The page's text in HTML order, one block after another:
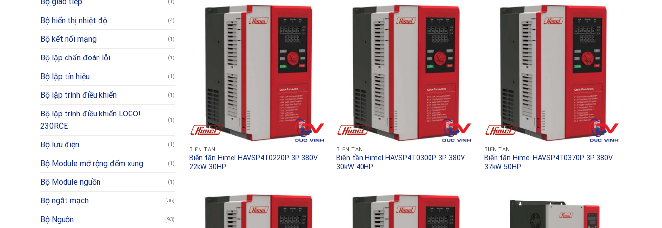
Bộ giao tiếp (1)
Bộ hiển thị nhiệt độ (4)
Bộ kết nối mạng (1)
Bộ lặp chẩn đoán lỗi (1)
Bộ lặp tín hiệu (1)
Bộ lập trình điều khiển (1)
Bộ lập trình điều khiển LOGO!
230RCE
(1)
Bộ lưu điện (1)
Bộ Module mở rộng đếm xung (1)
Bộ Module nguồn (1)
Bộ ngắt mạch (36)
Bộ Nguồn (93)
BIẾN TẦN
Biến tần Himel HAVSP4T0220P 3P 380V
22kW 30HP
BIẾN TẦN
Biến tần Himel HAVSP4T0300P 3P 380V
30kW 40HP
BIẾN TẦN
Biến tần Himel HAVSP4T0370P 3P 380V
37kW 50HP